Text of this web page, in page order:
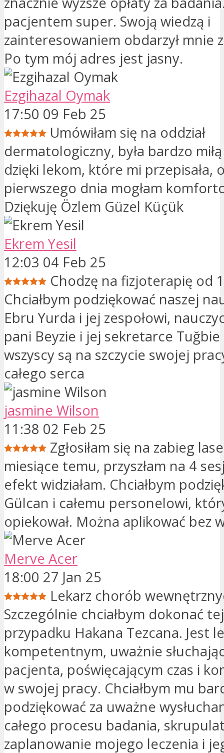
pacjentem super. Swoją wiedzą i
zainteresowaniem obdarzył mnie
Po tym mój adres jest jasny.
Ezgihazal Oymak
17:50 09 Feb 25
Umówiłam się na oddział
dermatologiczny, była bardzo
dzięki lekom, które mi przepisała,
pierwszego dnia mogłam
Dziękuję Özlem Güzel Küçük
Ekrem Yesil
12:03 04 Feb 25
Chodzę na fizjoterapię od
Chciałbym podziękować naszej
Ebru Yurda i jej zespołowi,
pani Beyzie i jej sekretarce
wszyscy są na szczycie swojej
całego serca
jasmine Wilson
11:38 02 Feb 25
Zgłosiłam się na zabieg
miesiące temu, przyszłam na 4
efekt widziałam. Chciałbym
Gülcan i całemu personelowi,
opiekował. Można aplikować bez
Merve Acer
18:00 27 Jan 25
Lekarz chorób
Szczególnie chciałbym dokonać
przypadku Hakana Tezcana. Jest
kompetentnym, uważnie
pacjenta, poświęcającym czas i
w swojej pracy. Chciałbym mu
podziękować za uważne
całego procesu badania,
zaplanowanie mojego leczenia i